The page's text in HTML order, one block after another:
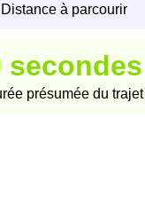
Distance à parcourir
secondes
présumée du trajet